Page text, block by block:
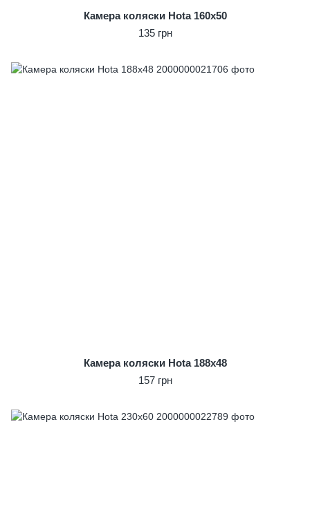
Камера коляски Hota 160x50
135 грн
Камера коляски Hota 188x48
157 грн